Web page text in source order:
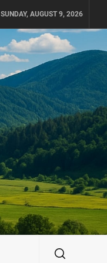
SUNDAY, AUGUST 9, 2026